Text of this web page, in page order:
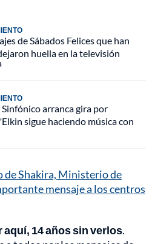
de Sábados Felices que han
huella en la televisión
arranca gira por
sigue haciendo música con
de Shakira, Ministerio de
mensaje a los centros
aquí, 14 años sin verlos.